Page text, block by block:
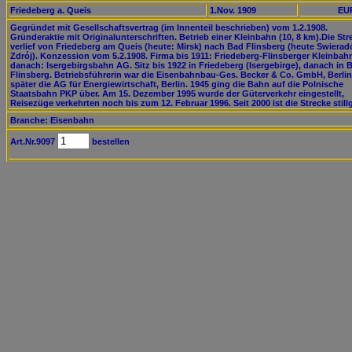
Friedeberg a. Queis
1.Nov. 1909
Gegründet mit Gesellschaftsvertrag (im Innenteil beschrieben) vom 1.2.1908.
Gründeraktie mit Originalunterschriften. Betrieb einer Kleinbahn (10, 8 km).Die
verlief von Friedeberg am Queis (heute: Mirsk) nach Bad Flinsberg (heute
Zdrój). Konzession vom 5.2.1908. Firma bis 1911: Friedeberg-Flinsberger
danach: Isergebirgsbahn AG. Sitz bis 1922 in Friedeberg (Isergebirge), danach in
Flinsberg. Betriebsführerin war die Eisenbahnbau-Ges. Becker & Co. GmbH,
später die AG für Energiewirtschaft, Berlin. 1945 ging die Bahn auf die Polnische
Staatsbahn PKP über. Am 15. Dezember 1995 wurde der Güterverkehr eingestellt,
Reisezüge verkehrten noch bis zum 12. Februar 1996. Seit 2000 ist die Strecke
Branche: Eisenbahn
Art.Nr.9097 bestellen